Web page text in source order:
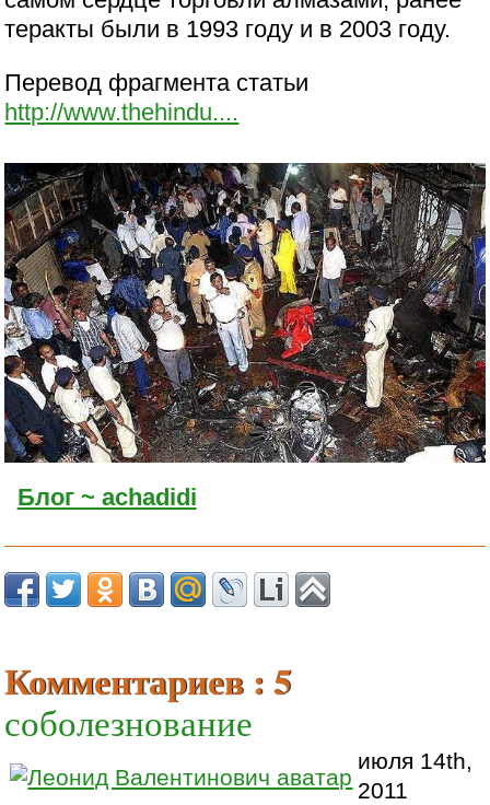
теракты были в 1993 году и в 2003 году.
Перевод фрагмента статьи
http://www.thehindu....
Блог ~ achadidi
Комментариев : 5
соболезнование
июля 14th,
2011